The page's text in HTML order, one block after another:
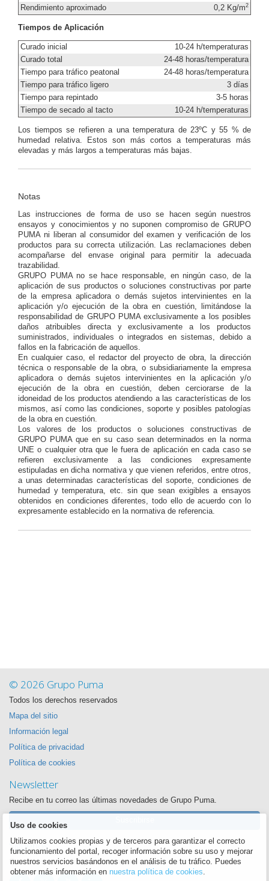
Rendimiento aproximado 0,2 Kg/m2
Tiempos de Aplicación
Curado inicial
10-24 h/temperaturas
Curado total
24-48 horas/temperatura
Tiempo para tráfico peatonal
24-48 horas/temperatura
Tiempo para tráfico ligero
3 días
Tiempo para repintado
3-5 horas
Tiempo de secado al tacto
10-24 h/temperaturas
Los tiempos se refieren a una temperatura de 23ºC y 55 % de
humedad relativa. Estos son más cortos a temperaturas más
elevadas y más largos a temperaturas más bajas.
Notas
Las instrucciones de forma de uso se hacen según nuestros
ensayos y conocimientos y no suponen compromiso de GRUPO
PUMA ni liberan al consumidor del examen y verificación de los
productos para su correcta utilización. Las reclamaciones deben
acompañarse del envase original para permitir la adecuada
trazabilidad.
GRUPO PUMA no se hace responsable, en ningún caso, de la
aplicación de sus productos o soluciones constructivas por parte
de la empresa aplicadora o demás sujetos intervinientes en la
aplicación y/o ejecución de la obra en cuestión, limitándose la
responsabilidad de GRUPO PUMA exclusivamente a los posibles
daños atribuibles directa y exclusivamente a los productos
suministrados, individuales o integrados en sistemas, debido a
fallos en la fabricación de aquellos.
En cualquier caso, el redactor del proyecto de obra, la dirección
técnica o responsable de la obra, o subsidiariamente la empresa
aplicadora o demás sujetos intervinientes en la aplicación y/o
ejecución de la obra en cuestión, deben cerciorarse de la
idoneidad de los productos atendiendo a las características de los
mismos, así como las condiciones, soporte y posibles patologías
de la obra en cuestión.
Los valores de los productos o soluciones constructivas de
GRUPO PUMA que en su caso sean determinados en la norma
UNE o cualquier otra que le fuera de aplicación en cada caso se
refieren exclusivamente a las condiciones expresamente
estipuladas en dicha normativa y que vienen referidos, entre otros,
a unas determinadas características del soporte, condiciones de
humedad y temperatura, etc. sin que sean exigibles a ensayos
obtenidos en condiciones diferentes, todo ello de acuerdo con lo
expresamente establecido en la normativa de referencia.
© 2026 Grupo Puma
Todos los derechos reservados
Mapa del sitio
Información legal
Política de privacidad
Política de cookies
Newsletter
Recibe en tu correo las últimas novedades de Grupo Puma.
Síguenos
Queremos estar siempre cerca de ti
Uso de cookies
Utilizamos cookies propias y de terceros para garantizar el correcto
funcionamiento del portal, recoger información sobre su uso y mejorar
nuestros servicios basándonos en el análisis de tu tráfico. Puedes
obtener más información en nuestra política de cookies.